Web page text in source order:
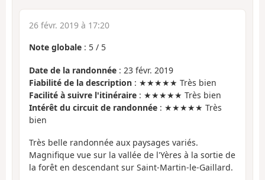
26 févr. 2019 à 17:20
Note globale : 5 / 5
Date de la randonnée : 23 févr. 2019
Fiabilité de la description : ★★★★★ Très bien
Facilité à suivre l'itinéraire : ★★★★★ Très bien
Intérêt du circuit de randonnée : ★★★★★ Très
bien
Très belle randonnée aux paysages variés.
Magnifique vue sur la vallée de l'Yères à la sortie de
la forêt en descendant sur Saint-Martin-le-Gaillard.